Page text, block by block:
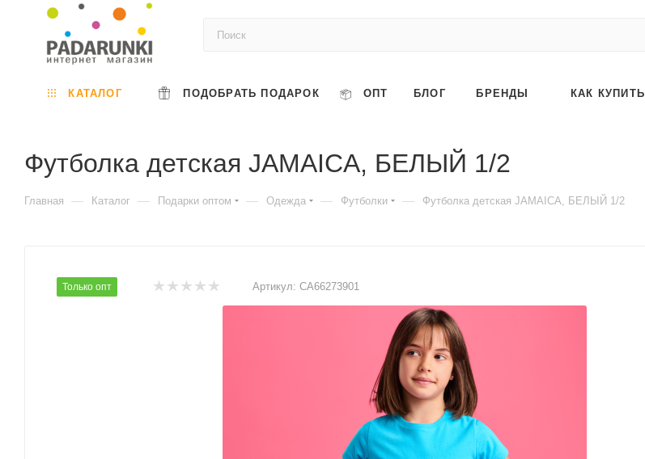
КАТАЛОГ ПОДОБРАТЬ ПОДАРОК ОПТ БЛОГ БРЕНДЫ КАК КУПИТЬ
Футболка детская JAMAICA, БЕЛЫЙ 1/2
Главная — Каталог — Подарки оптом — Одежда — Футболки — Футболка детская JAMAICA, БЕЛЫЙ 1/2
Только опт Артикул: CA66273901